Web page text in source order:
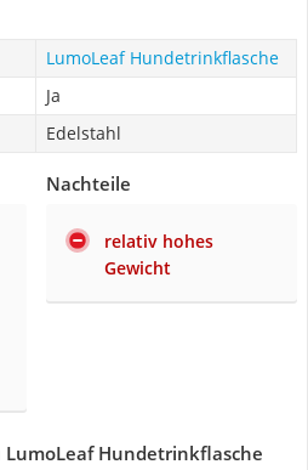
LumoLeaf Hundetrinkflasche
Ja
Edelstahl
Nachteile
relativ hohes
Gewicht
Hundetrinkflasche